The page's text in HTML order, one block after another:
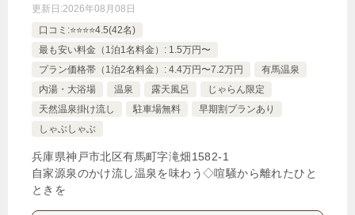
更新日:2026年08月08日
口コミ:⭐️⭐️⭐️⭐️4.5(42名)
最も安い料金（1泊1名料金）: 1.5万円〜
プラン価格帯（1泊2名料金）: 4.4万円〜7.2万円
有馬温泉
内湯・大浴場
温泉 露天風呂
じゃらん限定
天然温泉掛け流し
駐車場無料
早期割プランあり
しゃぶしゃぶ
兵庫県神戸市北区有馬町字滝畑1582‐1
自家源泉のかけ流し温泉を味わう◇喧騒から離れたひと
ときを